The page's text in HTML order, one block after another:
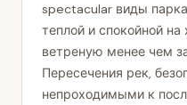
spectacular виды
теплой и спокойной
ветреную менее чем
Пересечения рек,
непроходимыми к